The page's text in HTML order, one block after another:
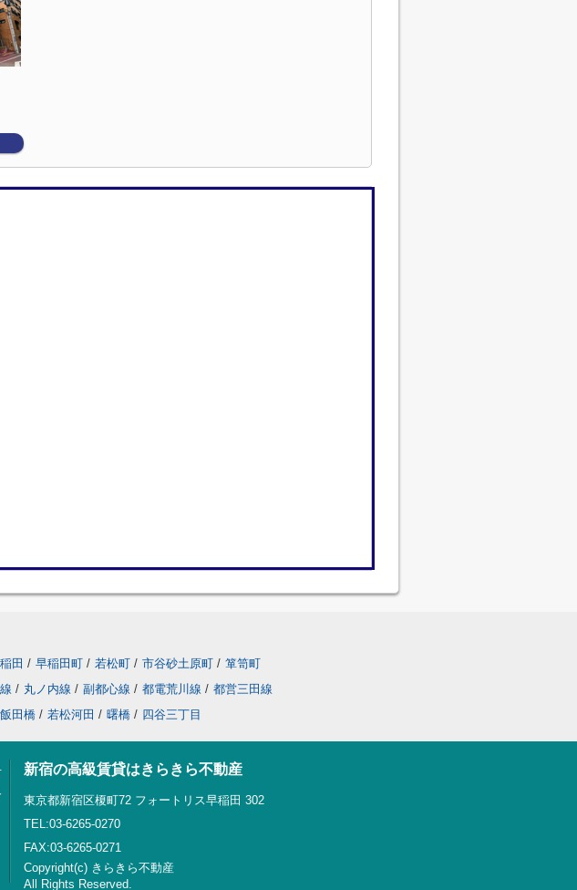
田 / 早稲田町 / 若松町 / 市谷砂土原町 / 箪笥町
/ 丸ノ内線 / 副都心線 / 都電荒川線 / 都営三田線
飯田橋 / 若松河田 / 曙橋 / 四谷三丁目
新宿の高級賃貸はきらきら不動産
東京都新宿区榎町72 フォートリス早稲田 302
TEL:03-6265-0270
FAX:03-6265-0271
Copyright(c) きらきら不動産
All Rights Reserved.